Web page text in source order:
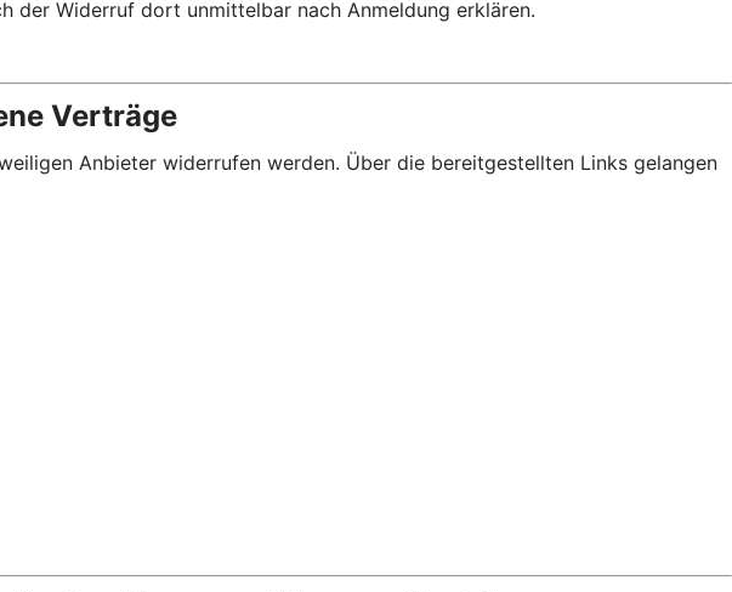
der Widerruf dort unmittelbar nach Anmeldung erklären.
Verträge
Anbieter widerrufen werden. Über die bereitgestellten Links gelangen